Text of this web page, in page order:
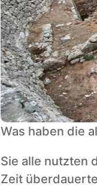
Was haben die
Sie alle nutzten
Zeit